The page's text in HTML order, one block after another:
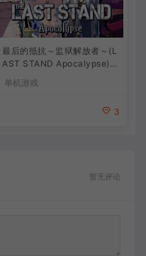
最后的抵抗～监狱解放者～(L
AST STAND Apocalypse)卡
通动作幸存者游戏
单机游戏
3
暂无评论